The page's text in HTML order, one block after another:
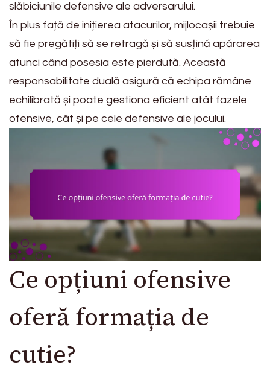
slăbiciunile defensive ale adversarului.
În plus față de inițierea atacurilor, mijlocașii trebuie
să fie pregătiți să se retragă și să susțină apărarea
atunci când posesia este pierdută. Această
responsabilitate duală asigură că echipa rămâne
echilibrată și poate gestiona eficient atât fazele
ofensive, cât și pe cele defensive ale jocului.
Ce opțiuni ofensive
oferă formația de
cutie?